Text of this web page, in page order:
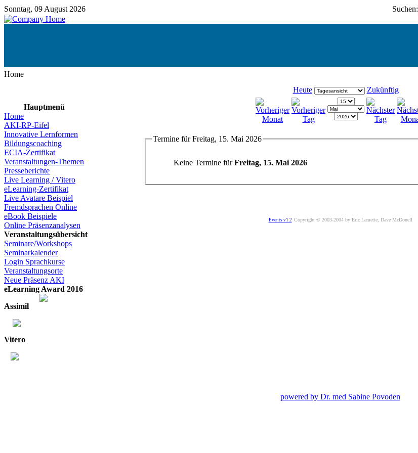
Sonntag, 09 August 2026 Suchen:
Home
Hauptmenü
Home
AKI-RP-Eifel
Innovative Lernformen
Bildungscoaching
ECIA-Zertifikat
Veranstaltungen-Themen
Presseberichte
Live Learning / Vitero
eLearning-Zertifikat
Live Avatare Beispiel
Fremdsprachen Online
eBook Beispiele
Online Präsenzanalysen
Veranstaltungsübersicht
Seminare/Workshops
Seminarkalender
Login Sprachkurse
Veranstaltungsorte
Neue Präsenz AKI
eLearning Award 2016
Assimil
Vitero
Heute Zukünftig
Termine für Freitag, 15. Mai 2026
Keine Termine fürFreitag, 15. Mai 2026
Events v1.2 Copyright © 2003-2004 by Eric Lamette, Dave McDonell
powered by Dr. med Sabine Povoden